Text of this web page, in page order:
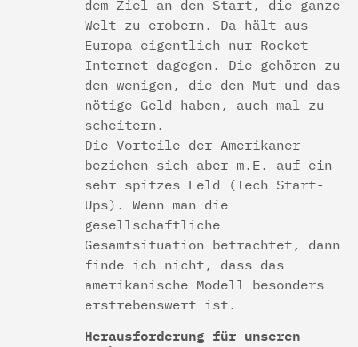
dem Ziel an den Start, die ganze
Welt zu erobern. Da hält aus
Europa eigentlich nur Rocket
Internet dagegen. Die gehören zu
den wenigen, die den Mut und das
nötige Geld haben, auch mal zu
scheitern.
Die Vorteile der Amerikaner
beziehen sich aber m.E. auf ein
sehr spitzes Feld (Tech Start-
Ups). Wenn man die
gesellschaftliche
Gesamtsituation betrachtet, dann
finde ich nicht, dass das
amerikanische Modell besonders
erstrebenswert ist.
Herausforderung für unseren